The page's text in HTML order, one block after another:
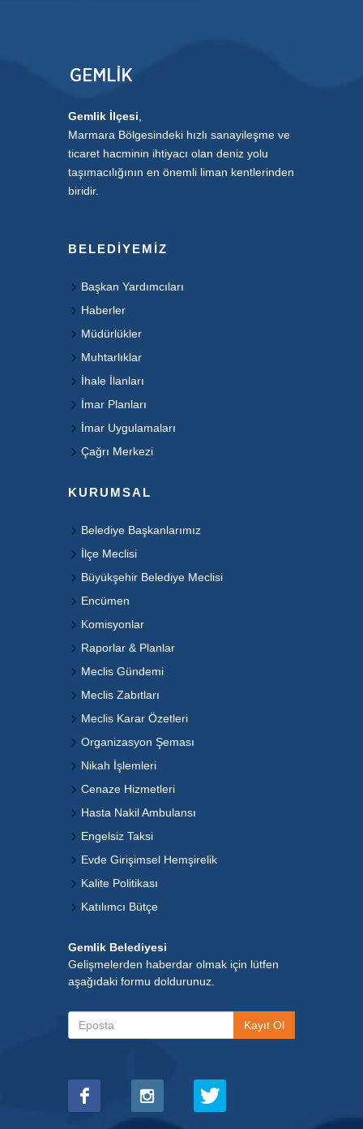
Gemlik İlçesi
Marmara Bölgesindeki hızlı sanayileşme ve
ticaret hacminin ihtiyacı olan deniz yolu
taşımacılığının en önemli liman kentlerinden
biridir.
BELEDIYEMIZ
Başkan Yardımcıları
Haberler
Müdürlükler
Muhtarlıklar
İhale İlanları
İmar Planları
İmar Uygulamaları
Çağrı Merkezi
KURUMSAL
Belediye Başkanlarımız
İlçe Meclisi
Büyükşehir Belediye Meclisi
Encümen
Komisyonlar
Raporlar & Planlar
Meclis Gündemi
Meclis Zabıtları
Meclis Karar Özetleri
Organizasyon Şeması
Nikah İşlemleri
Cenaze Hizmetleri
Hasta Nakil Ambulansı
Engelsiz Taksi
Evde Girişimsel Hemşirelik
Kalite Politikası
Katılımcı Bütçe
Gemlik Belediyesi
Gelişmelerden haberdar olmak için lütfen
aşağıdaki formu doldurunuz.